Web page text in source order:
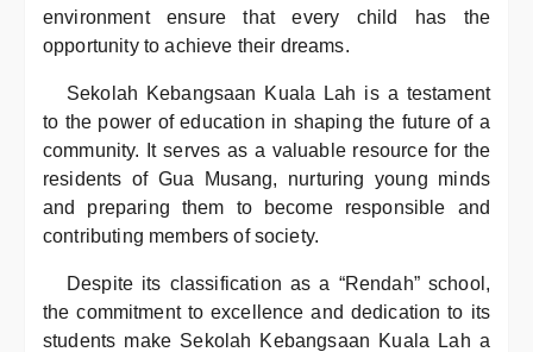
environment ensure that every child has the
opportunity to achieve their dreams.
Sekolah Kebangsaan Kuala Lah is a testament
to the power of education in shaping the future of a
community. It serves as a valuable resource for the
residents of Gua Musang, nurturing young minds
and preparing them to become responsible and
contributing members of society.
Despite its classification as a “Rendah” school,
the commitment to excellence and dedication to its
students make Sekolah Kebangsaan Kuala Lah a